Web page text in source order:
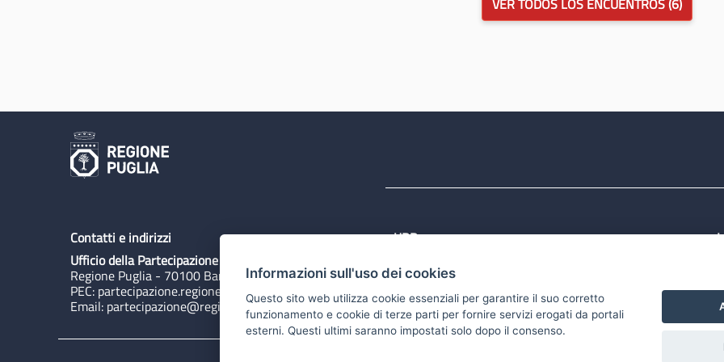
VER TODOS LOS ENCUENTROS (6)
Contatti e indirizzi
Ufficio della Partecipazione
Regione Puglia - 70100 Bari, Lungomare N. Sauro 31
PEC: partecipazione.regione@pec.rupar.puglia.it
Email: partecipazione@regione.puglia.it
URP
Email:quiregione@regione.puglia.it
Rubrica
Informazioni sull'uso dei cookies
Questo sito web utilizza cookie essenziali per garantire il suo corretto
funzionamento e cookie di terze parti per fornire servizi erogati da portali
esterni. Questi ultimi saranno impostati solo dopo il consenso.